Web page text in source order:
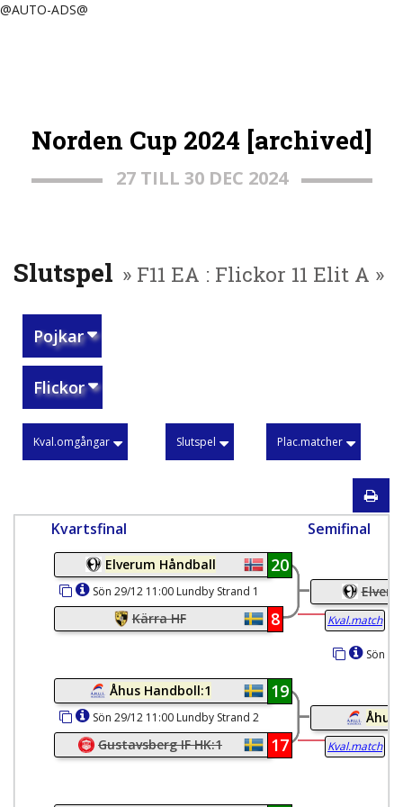
@AUTO-ADS@
Norden Cup 2024 [archived]
27 TILL 30 DEC 2024
Slutspel » F11 EA : Flickor 11 Elit A »
Pojkar
Flickor
Kval.omgångar Slutspel Plac.matcher
Kvartsfinal Semifinal
Elverum Håndball 20
Sön 29/12 11:00 Lundby Strand 1
Kärra HF 8 Kval.match
Åhus Handboll:1 19
Sön 29/12 11:00 Lundby Strand 2
Gustavsberg IF HK:1 17 Kval.match
Sön
Åhus